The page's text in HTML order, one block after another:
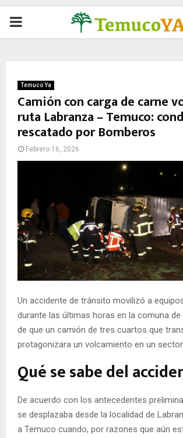
P
M
A
M
N
U
Temuco Ya
Camión con carga de carne
ruta Labranza – Temuco:
rescatado por Bomberos
Febrero 16, 2026
Un accidente de tránsito movilizó a
durante las últimas horas en la comuna de
de que un camión de tres cuartos que
protagonizara un volcamiento en un
Qué se sabe del
De acuerdo con los antecedentes
se desplazaba desde la localidad de
a Temuco cuando, por razones que aún